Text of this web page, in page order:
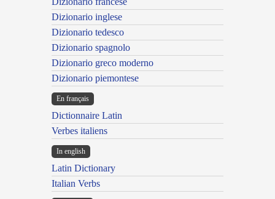
Dizionario inglese
Dizionario tedesco
Dizionario spagnolo
Dizionario greco moderno
Dizionario piemontese
En français
Dictionnaire Latin
Verbes italiens
In english
Latin Dictionary
Italian Verbs